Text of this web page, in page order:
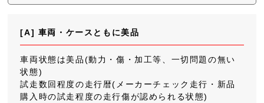
[A] 車両・ケースともに美品
車両状態は美品(動力・傷・加工等、一切問題の無い
状態)
試走数回程度の走行暦(メーカーチェック走行・新品
購入時の試走程度の走行傷が認められる状態)